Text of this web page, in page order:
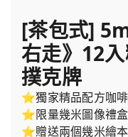
[茶包式]
右走》12
撲克牌
⭐獨家精品配方咖
⭐限量幾米圖像禮
⭐贈送兩個幾米繪